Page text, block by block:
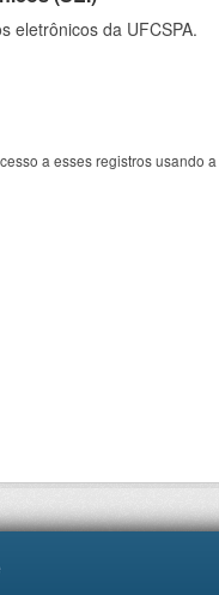
eletrônicos da UFCSPA.
a esses registros usando a